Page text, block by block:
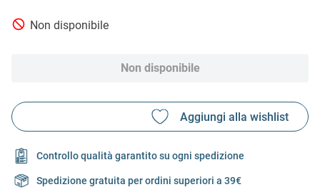
Non disponibile
Non disponibile
Controllo qualità garantito su ogni spedizione
Spedizione gratuita per ordini superiori a 39€